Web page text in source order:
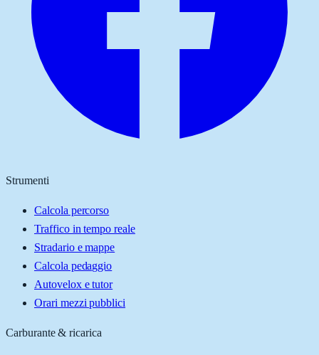
Strumenti
Calcola percorso
Traffico in tempo reale
Stradario e mappe
Calcola pedaggio
Autovelox e tutor
Orari mezzi pubblici
Carburante & ricarica